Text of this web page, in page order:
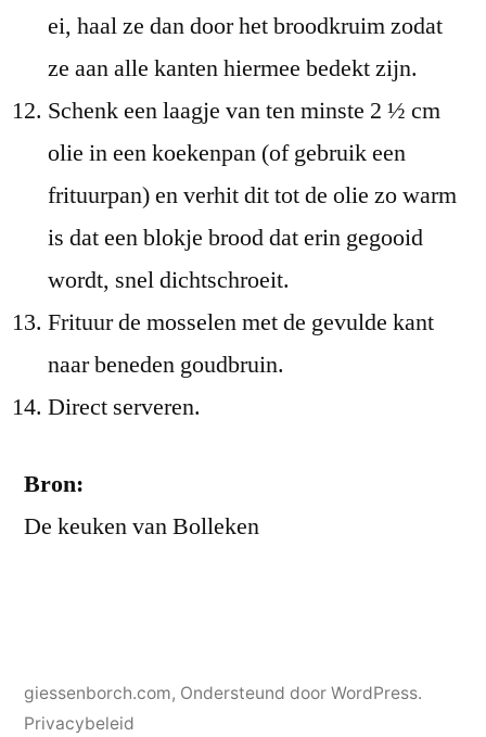
ei, haal ze dan door het broodkruim zodat
ze aan alle kanten hiermee bedekt zijn.
Schenk een laagje van ten minste 2 ½ cm
olie in een koekenpan (of gebruik een
frituurpan) en verhit dit tot de olie zo warm
is dat een blokje brood dat erin gegooid
wordt, snel dichtschroeit.
Frituur de mosselen met de gevulde kant
naar beneden goudbruin.
Direct serveren.
Bron:
De keuken van Bolleken
giessenborch.com, Ondersteund door WordPress.
Privacybeleid